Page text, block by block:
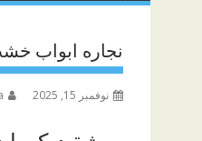
نجاره ابواب خشب
نوفمبر 15, 2025